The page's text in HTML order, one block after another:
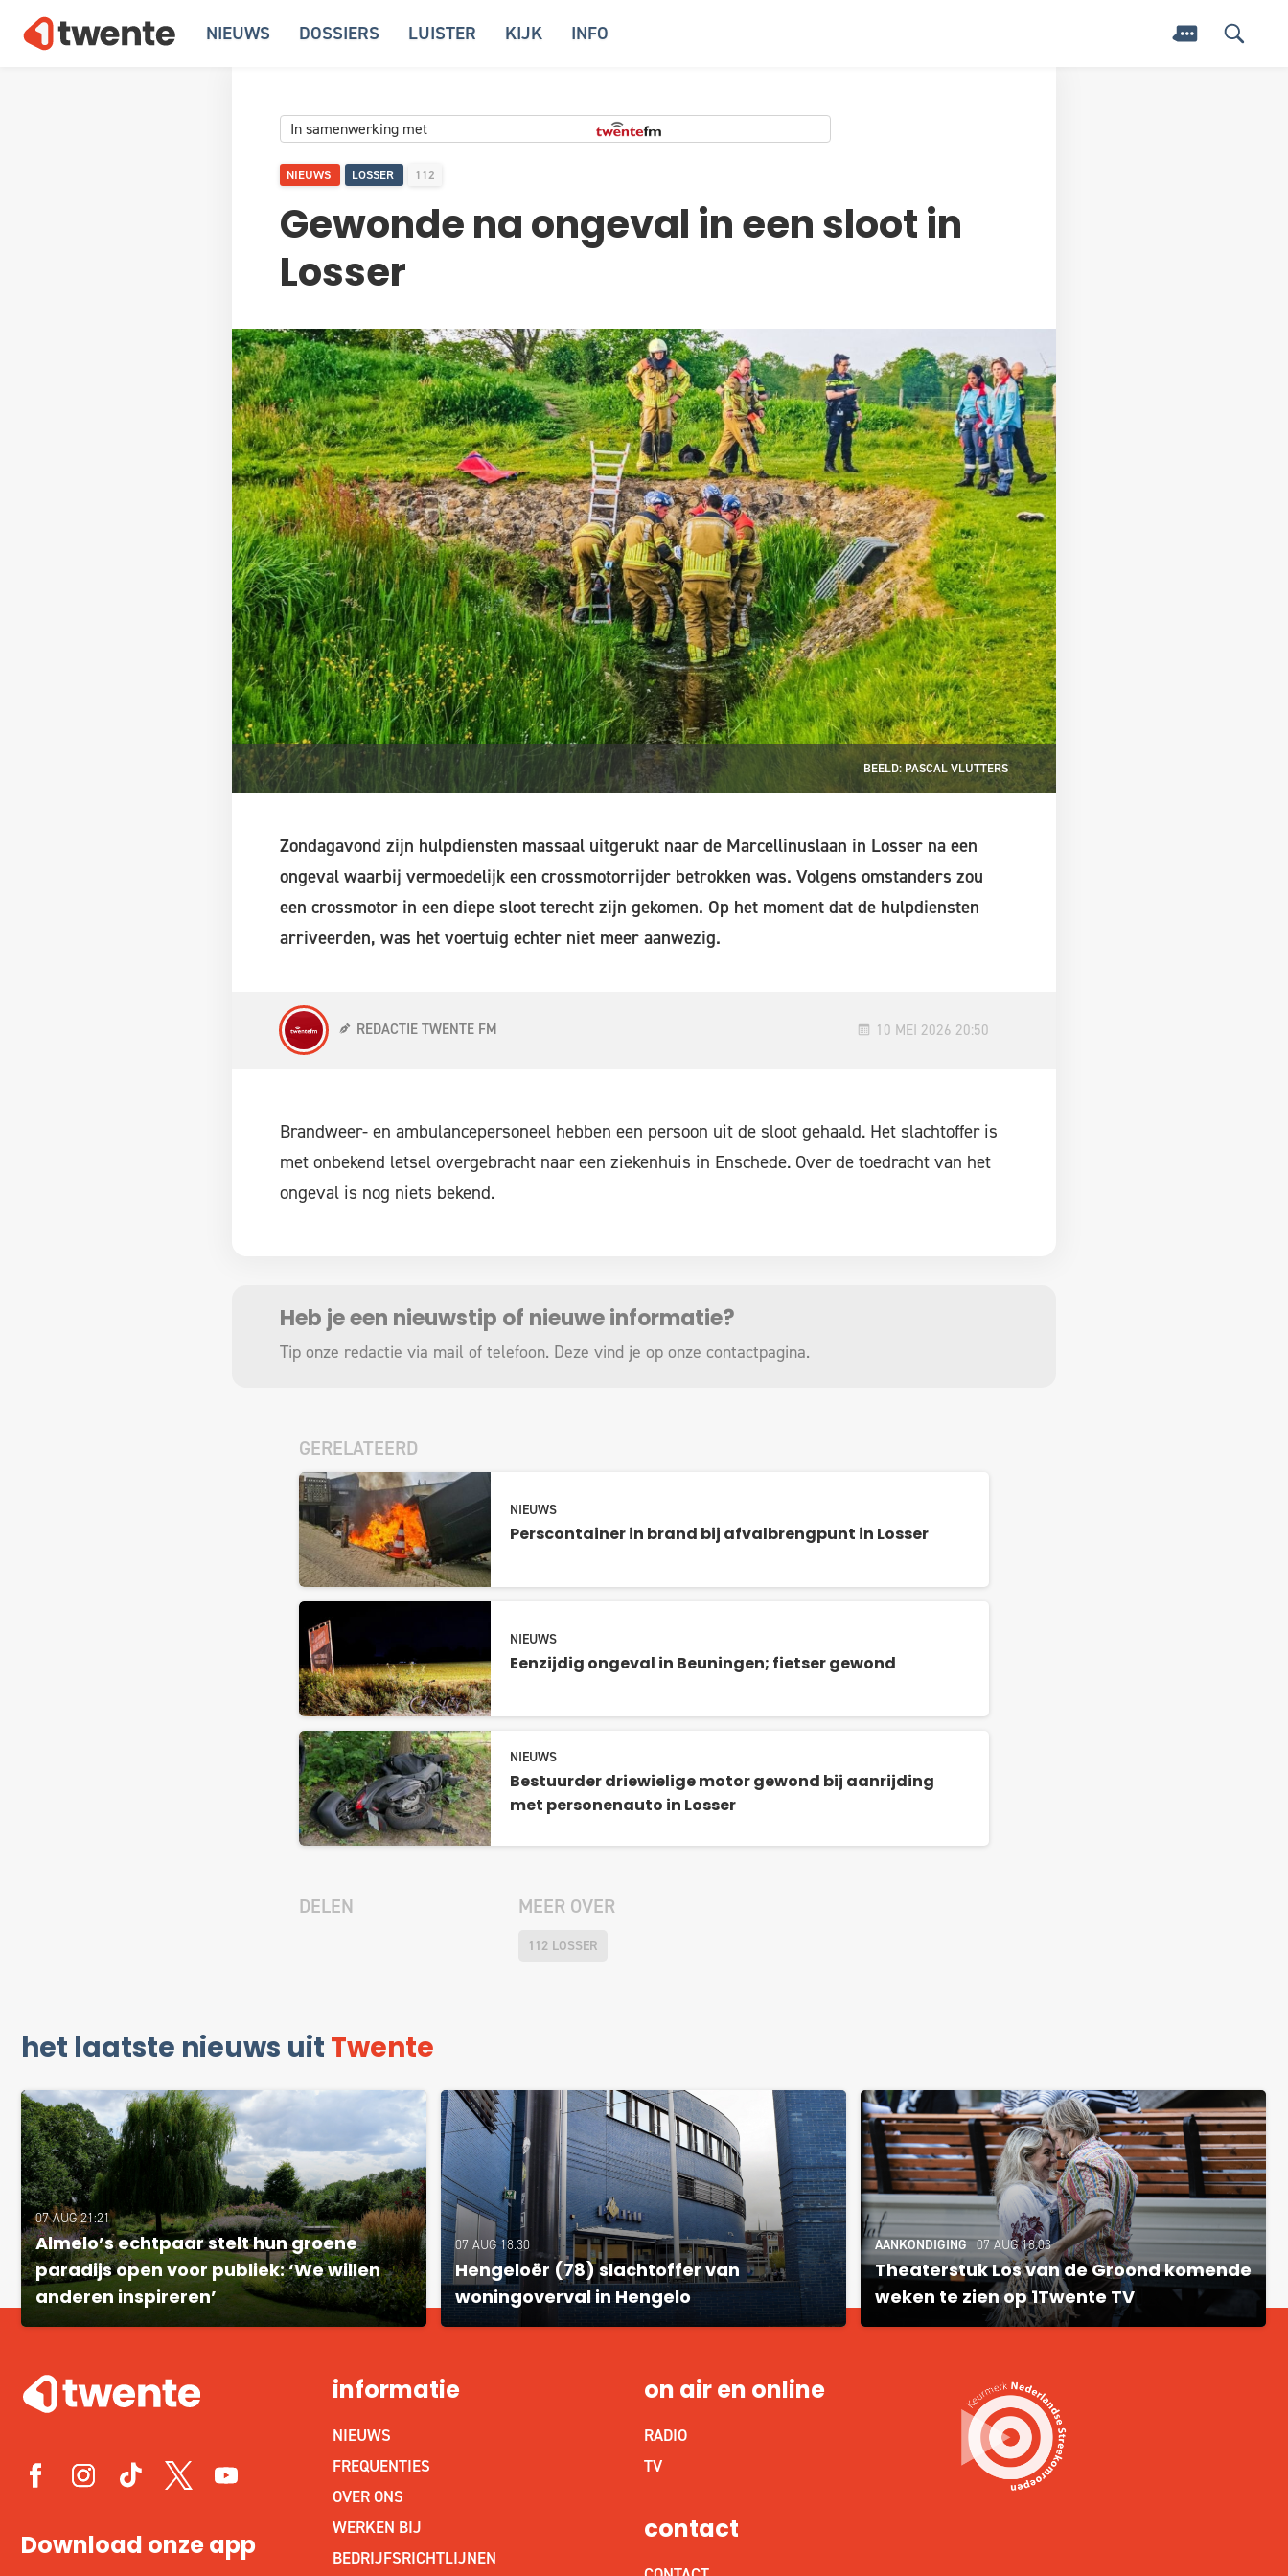
NIEUWS DOSSIERS LUISTER KIJK INFO
In samenwerking met
NIEUWS LOSSER 112
Gewonde na ongeval in een sloot in
Losser
BEELD: PASCAL VLUTTERS
Zondagavond zijn hulpdiensten massaal uitgerukt naar de Marcellinuslaan in Losser na een
ongeval waarbij vermoedelijk een crossmotorrijder betrokken was. Volgens omstanders zou
een crossmotor in een diepe sloot terecht zijn gekomen. Op het moment dat de hulpdiensten
arriveerden, was het voertuig echter niet meer aanwezig.
REDACTIE TWENTE FM 10 MEI 2026 20:50
Brandweer- en ambulancepersoneel hebben een persoon uit de sloot gehaald. Het slachtoffer is
met onbekend letsel overgebracht naar een ziekenhuis in Enschede. Over de toedracht van het
ongeval is nog niets bekend.
Heb je een nieuwstip of nieuwe informatie?
Tip onze redactie via mail of telefoon. Deze vind je op onze contactpagina.
GERELATEERD
NIEUWS
Perscontainer in brand bij afvalbrengpunt in Losser
NIEUWS
Eenzijdig ongeval in Beuningen; fietser gewond
NIEUWS
Bestuurder driewielige motor gewond bij aanrijding
met personenauto in Losser
DELEN MEER OVER
112 LOSSER
het laatste nieuws uit Twente
07 AUG 21:21
Almelo’s echtpaar stelt hun groene
paradijs open voor publiek: ‘We willen
anderen inspireren’
07 AUG 18:30
Hengeloër (78) slachtoffer van
woningoverval in Hengelo
AANKONDIGING 07 AUG 18:03
Theaterstuk Los van de Groond komende
weken te zien op 1Twente TV
Download onze app
informatie
NIEUWS
FREQUENTIES
OVER ONS
WERKEN BIJ
BEDRIJFSRICHTLIJNEN
on air en online
RADIO
TV
contact